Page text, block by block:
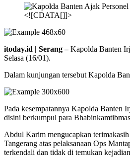
<![CDATA[]]>
itoday.id | Serang –Kapolda Banten
Selasa (16/01).
Dalam kunjungan tersebut Kapolda
Pada kesempatannya Kapolda Banten
disini berkumpul para
Abdul Karim mengucapkan terimakasih
Tangerang atas pelaksanaan Ops
terkendali dan tidak di temukan